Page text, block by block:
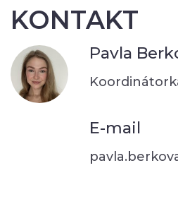
KONTAKT
Pavla
E-mail